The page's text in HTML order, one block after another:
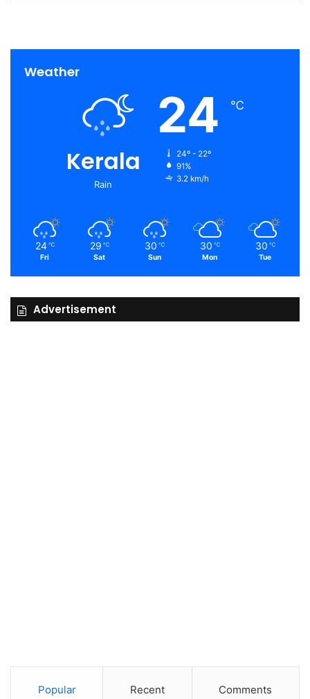
Weather
Kerala
Rain
24 ℃
24º - 22º
91%
3.2 km/h
24 ℃
Fri
29 ℃
Sat
30 ℃
Sun
30 ℃
Mon
30 ℃
Tue
Advertisement
Popular Recent Comments